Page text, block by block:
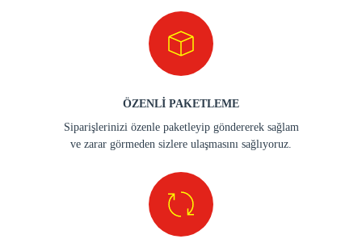
ÖZENLİ PAKETLEME
Siparişlerinizi özenle paketleyip göndererek sağlam
ve zarar görmeden sizlere ulaşmasını sağlıyoruz.